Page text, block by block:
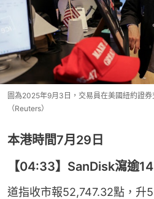
圖為2025年9月3日，交易員在美國紐約證券
（Reuters）
本港時間7月29日
【04:33】SanDisk瀉逾
道指收市報52,747.32點，升